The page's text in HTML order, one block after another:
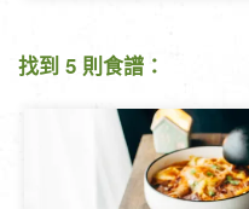
找到 5 則食譜：